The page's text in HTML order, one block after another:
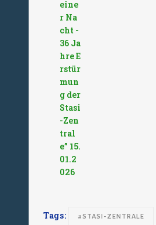
eine
r Na
cht -
36 Ja
hre E
rstür
mun
g der
Stasi
-Zen
tral
e” 15.
01.2
026
Tags: #STASI-ZENTRALE